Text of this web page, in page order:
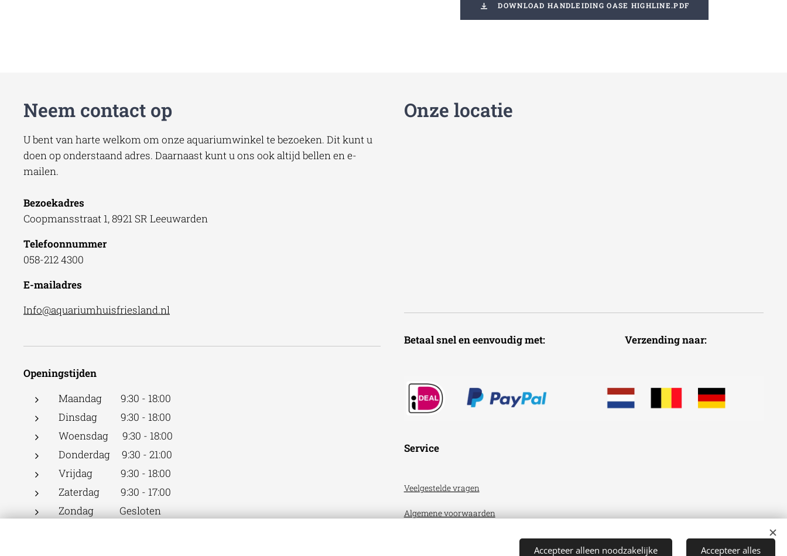
DOWNLOAD HANDLEIDING OASE HIGHLINE.PDF
Neem contact op
U bent van harte welkom om onze aquariumwinkel te bezoeken. Dit kunt u
doen op onderstaand adres. Daarnaast kunt u ons ook altijd bellen en e-
mailen.
Bezoekadres
Coopmansstraat 1, 8921 SR Leeuwarden
Telefoonnummer
058-212 4300
E-mailadres
Info@aquariumhuisfriesland.nl
Openingstijden
Maandag 9:30 - 18:00
Dinsdag 9:30 - 18:00
Woensdag 9:30 - 18:00
Donderdag 9:30 - 21:00
Vrijdag 9:30 - 18:00
Zaterdag 9:30 - 17:00
Zondag Gesloten
Onze locatie
Betaal snel en eenvoudig met: Verzending naar:
Service
Veelgestelde vragen
Algemene voorwaarden
Accepteer alleen noodzakelijke Accepteer alles